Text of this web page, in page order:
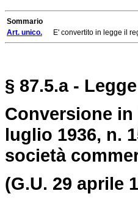
Sommario
Art. unico. E' convertito in legge il
§ 87.5.a -
Conversione
luglio 1936, n.
società
(G.U. 29 aprile